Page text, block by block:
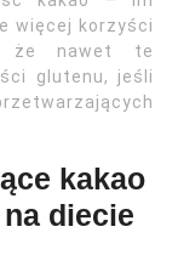
więcej korzyści
że nawet te
glutenu, jeśli
kakao
diecie